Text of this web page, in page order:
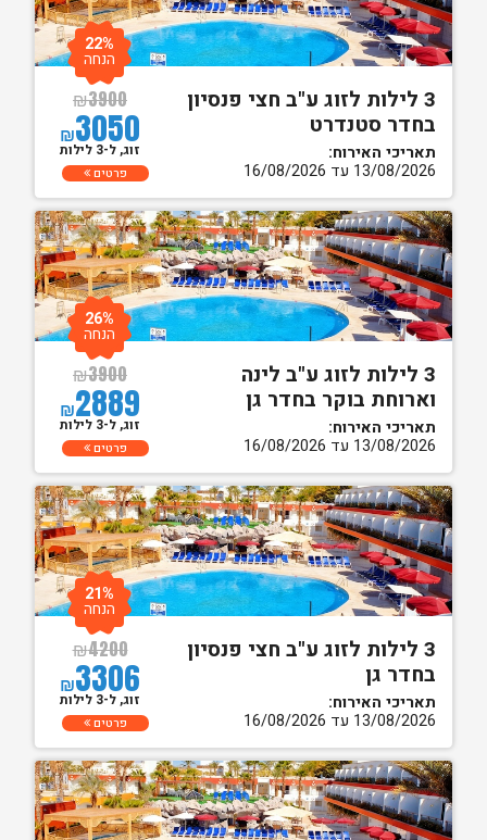
3 לילות לזוג ע"ב חצי פנסיון
בחדר סטנדרט
תאריכי האירוח:
13/08/2026 עד 16/08/2026
₪3900
₪3050
22%
הנחה
זוג, ל-3 לילות
פרטים
3 לילות לזוג ע"ב לינה
וארוחת בוקר בחדר גן
תאריכי האירוח:
13/08/2026 עד 16/08/2026
₪3900
₪2889
26%
הנחה
זוג, ל-3 לילות
פרטים
3 לילות לזוג ע"ב חצי פנסיון
בחדר גן
תאריכי האירוח:
13/08/2026 עד 16/08/2026
₪4200
₪3306
21%
הנחה
זוג, ל-3 לילות
פרטים